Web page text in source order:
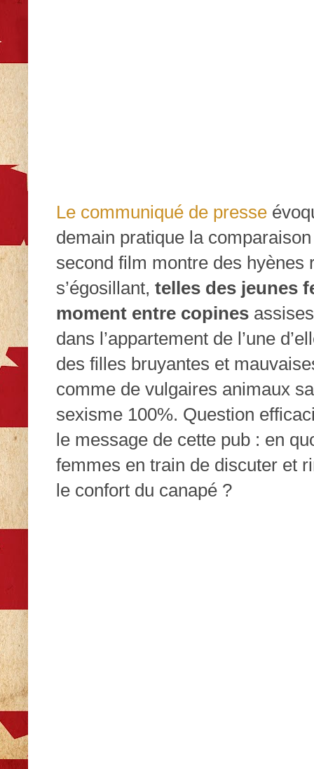
Le communiqué de presse
demain pratique la
second film montre des hyènes
s’égosillant, telles des jeunes
moment entre copines
dans l’appartement de l’une
des filles bruyantes et
comme de vulgaires animaux
sexisme 100%. Question
le message de cette pub : en
femmes en train de discuter et
le confort du canapé ?